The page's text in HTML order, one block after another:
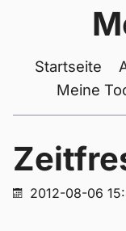
Startseite
Meine
2012-08-06